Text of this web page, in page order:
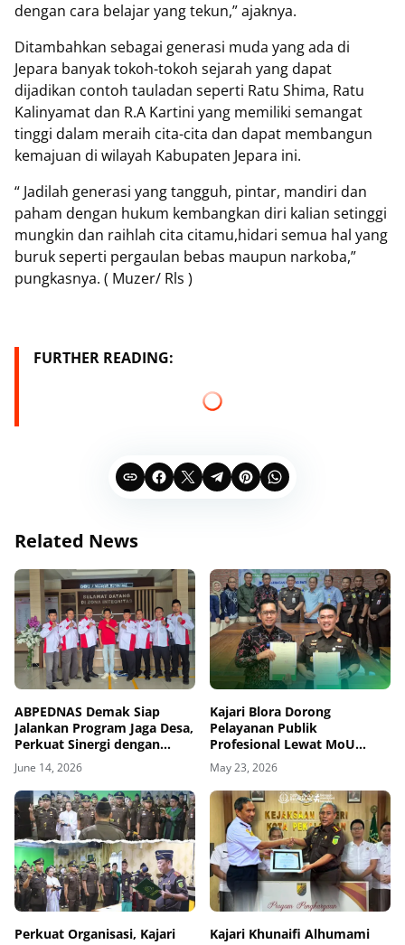
dengan cara belajar yang tekun,” ajaknya.
Ditambahkan sebagai generasi muda yang ada di
Jepara banyak tokoh-tokoh sejarah yang dapat
dijadikan contoh tauladan seperti Ratu Shima, Ratu
Kalinyamat dan R.A Kartini yang memiliki semangat
tinggi dalam meraih cita-cita dan dapat membangun
kemajuan di wilayah Kabupaten Jepara ini.
“ Jadilah generasi yang tangguh, pintar, mandiri dan
paham dengan hukum kembangkan diri kalian setinggi
mungkin dan raihlah cita citamu,hidari semua hal yang
buruk seperti pergaulan bebas maupun narkoba,”
pungkasnya. ( Muzer/ Rls )
FURTHER READING:
Related News
ABPEDNAS Demak Siap
Jalankan Program Jaga Desa,
Perkuat Sinergi dengan
Kejaksaan Negeri Demak
June 14, 2026
Kajari Blora Dorong
Pelayanan Publik
Profesional Lewat MoU
dengan BPJS Kesehatan
May 23, 2026
Perkuat Organisasi, Kajari
Kajari Khunaifi Alhumami